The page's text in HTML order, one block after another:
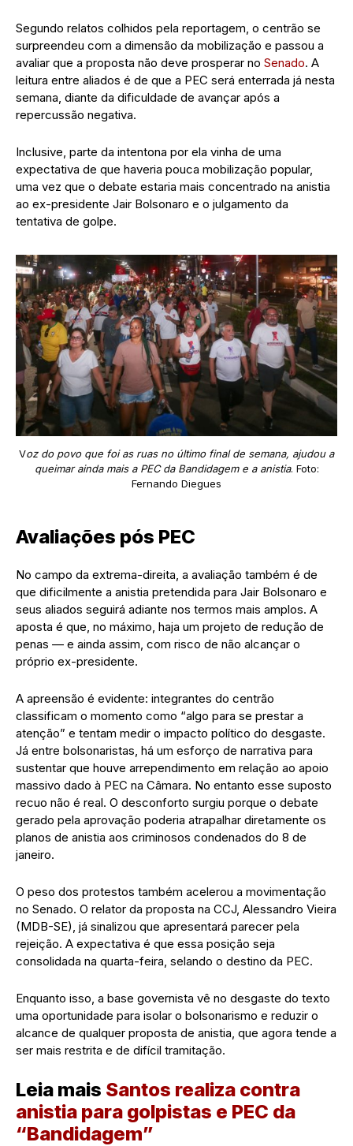
Segundo relatos colhidos pela reportagem, o centrão se
surpreendeu com a dimensão da mobilização e passou a
avaliar que a proposta não deve prosperar no Senado. A
leitura entre aliados é de que a PEC será enterrada já nesta
semana, diante da dificuldade de avançar após a
repercussão negativa.
Inclusive, parte da intentona por ela vinha de uma
expectativa de que haveria pouca mobilização popular,
uma vez que o debate estaria mais concentrado na anistia
ao ex-presidente Jair Bolsonaro e o julgamento da
tentativa de golpe.
Voz do povo que foi as ruas no último final de semana, ajudou a
queimar ainda mais a PEC da Bandidagem e a anistia. Foto:
Fernando Diegues
Avaliações pós PEC
No campo da extrema-direita, a avaliação também é de
que dificilmente a anistia pretendida para Jair Bolsonaro e
seus aliados seguirá adiante nos termos mais amplos. A
aposta é que, no máximo, haja um projeto de redução de
penas — e ainda assim, com risco de não alcançar o
próprio ex-presidente.
A apreensão é evidente: integrantes do centrão
classificam o momento como “algo para se prestar a
atenção” e tentam medir o impacto político do desgaste.
Já entre bolsonaristas, há um esforço de narrativa para
sustentar que houve arrependimento em relação ao apoio
massivo dado à PEC na Câmara. No entanto esse suposto
recuo não é real. O desconforto surgiu porque o debate
gerado pela aprovação poderia atrapalhar diretamente os
planos de anistia aos criminosos condenados do 8 de
janeiro.
O peso dos protestos também acelerou a movimentação
no Senado. O relator da proposta na CCJ, Alessandro Vieira
(MDB-SE), já sinalizou que apresentará parecer pela
rejeição. A expectativa é que essa posição seja
consolidada na quarta-feira, selando o destino da PEC.
Enquanto isso, a base governista vê no desgaste do texto
uma oportunidade para isolar o bolsonarismo e reduzir o
alcance de qualquer proposta de anistia, que agora tende a
ser mais restrita e de difícil tramitação.
Leia mais Santos realiza contra
anistia para golpistas e PEC da
“Bandidagem”